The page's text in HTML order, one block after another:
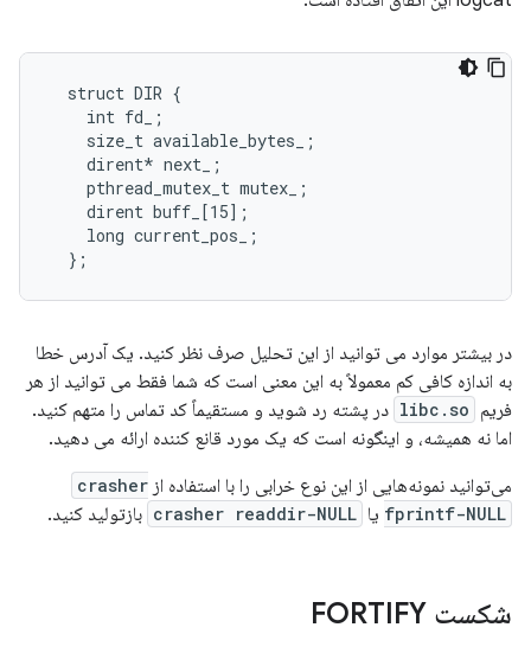
  struct DIR {
    int fd_;
    size_t available_bytes_;
    dirent* next_;
    pthread_mutex_t mutex_;
    dirent buff_[15];
    long current_pos_;
  };
در بیشتر موارد می توانید از این تحلیل صرف نظر کنید. یک آدرس خطا
به اندازه کافی کم معمولاً به این معنی است که شما فقط می توانید از هر
فریم libc.so در پشته رد شوید و مستقیماً کد تماس را متهم کنید.
اما نه همیشه، و اینگونه است که یک مورد قانع کننده ارائه می دهید.
می‌توانید نمونه‌هایی از این نوع خرابی را با استفاده از crasher
fprintf-NULL یا crasher readdir-NULL بازتولید کنید.
شکست FORTIFY